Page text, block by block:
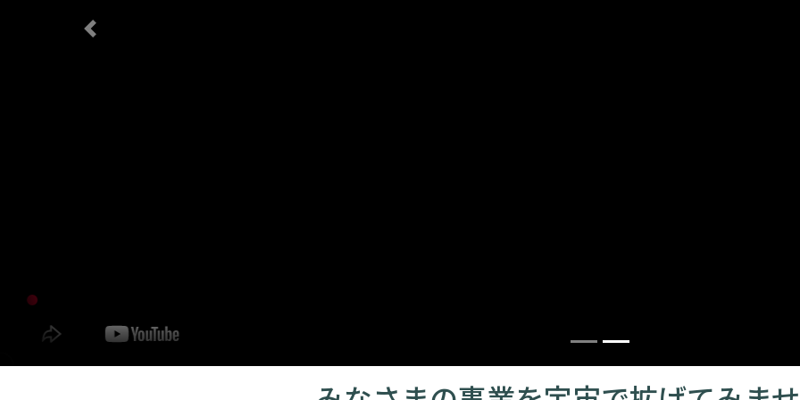
Previous